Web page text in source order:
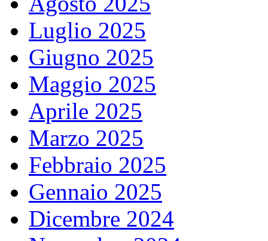
Luglio 2025
Giugno 2025
Maggio 2025
Aprile 2025
Marzo 2025
Febbraio 2025
Gennaio 2025
Dicembre 2024